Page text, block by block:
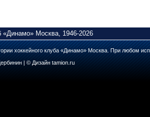
«Динамо» Москва, 1946-2026
хоккейного клуба «Динамо» Москва. При любом
| © Дизайн tamion.ru